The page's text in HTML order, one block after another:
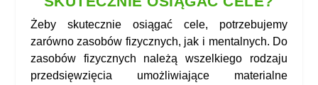
Żeby skutecznie osiągać cele, potrzebujemy
zarówno zasobów fizycznych, jak i mentalnych. Do
zasobów fizycznych należą wszelkiego rodzaju
przedsięwzięcia umożliwiające materialne